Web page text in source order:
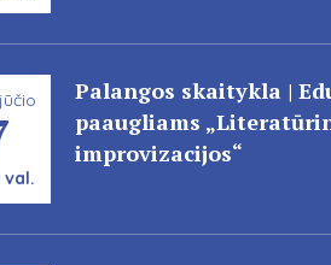
val.
Palangos skaitykla |
paaugliams
improvizacijos“